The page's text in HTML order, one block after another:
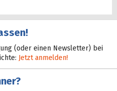
(oder einen Newsletter) bei
Jetzt anmelden!